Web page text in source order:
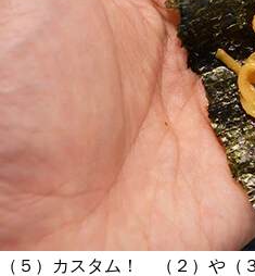
（５）カスタム！ （２）や（